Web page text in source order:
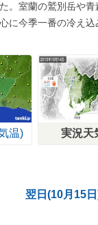
。室蘭の鷲別岳や青
に今季一番の冷え込
温) 実況天
翌日(10月15